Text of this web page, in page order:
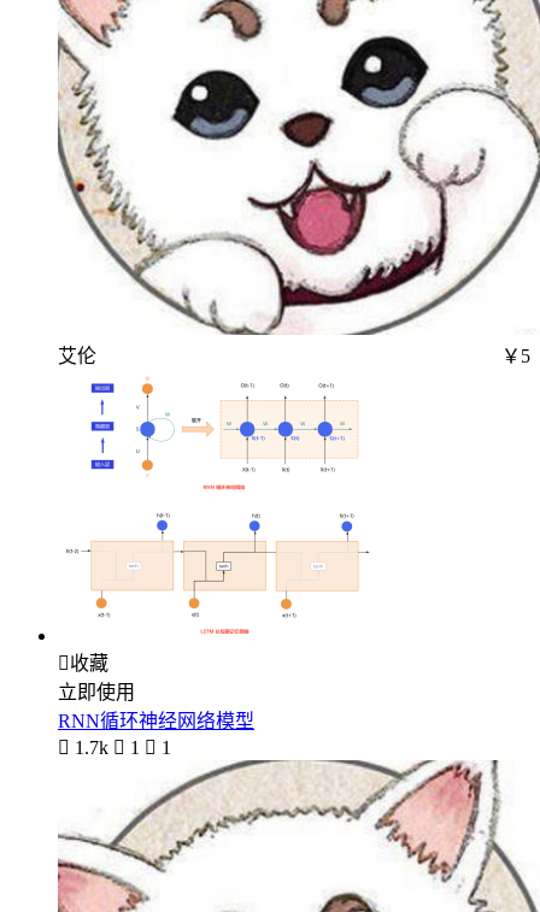
艾伦 ￥5
收藏
立即使用
RNN循环神经网络模型
 1.7k  1  1